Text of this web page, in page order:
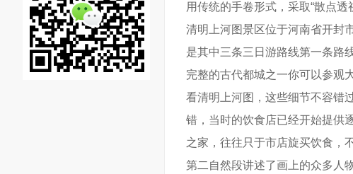
用传统的手卷形式，采取“散点
清明上河图景区位于河南省开封
是其中三条三日游路线第一条路
完整的古代都城之一你可以参观
看清明上河图，这些细节不容错
错，当时的饮食店已经开始提供
之家，往往只于市店旋买饮食，
第二自然段讲述了画上的众多人